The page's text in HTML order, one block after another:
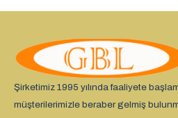
Şirketimiz 1995 yılında faaliyete
müşterilerimizle beraber gelmiş